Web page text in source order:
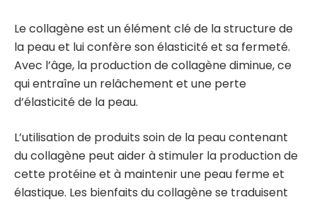
Le collagène est un élément clé de la structure de
la peau et lui confère son élasticité et sa fermeté.
Avec l’âge, la production de collagène diminue, ce
qui entraîne un relâchement et une perte
d’élasticité de la peau.
L’utilisation de produits soin de la peaucontenant
du collagène peut aider à stimuler la production de
cette protéine et à maintenir une peau ferme et
élastique. Les bienfaits du collagène se traduisent